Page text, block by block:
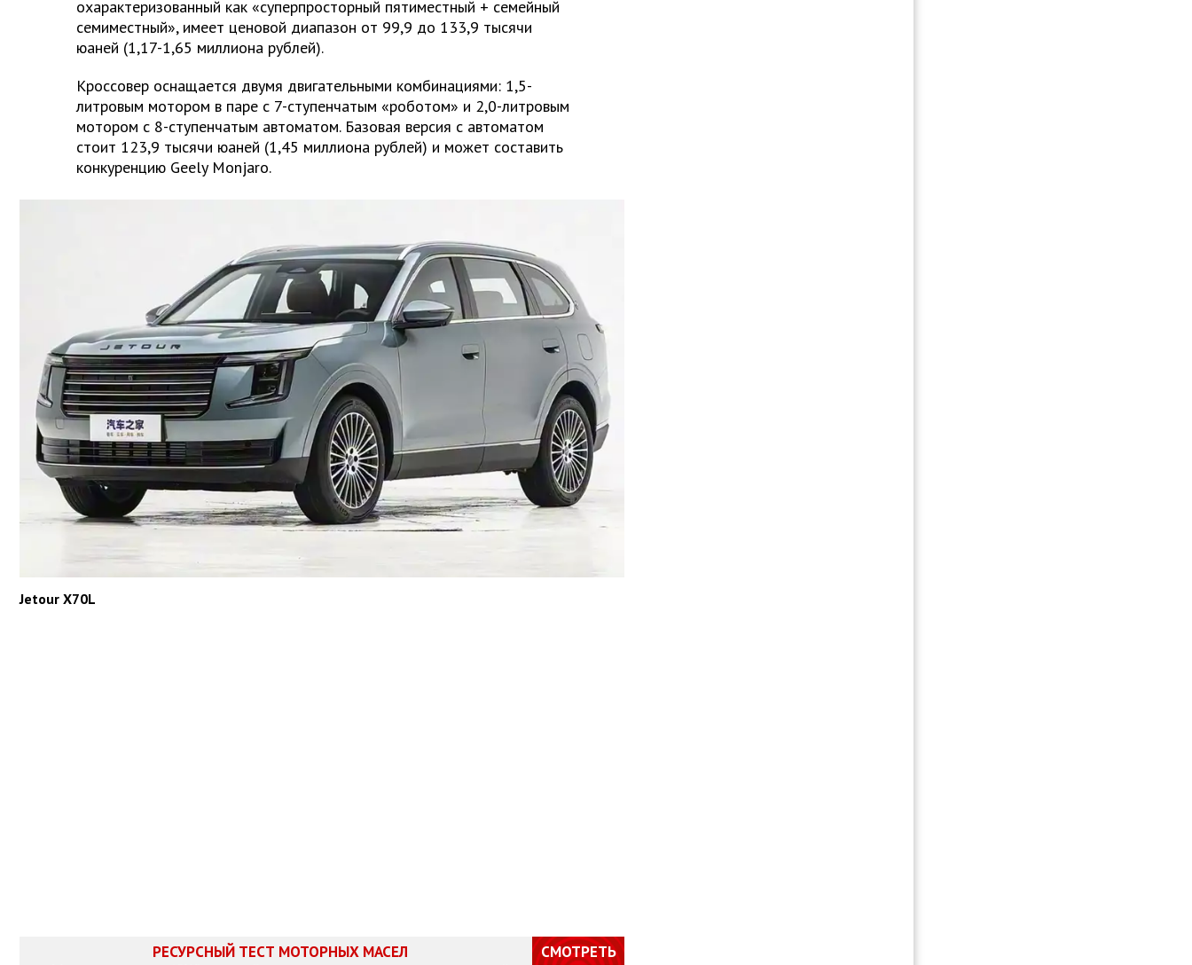
охарактеризованный как «суперпросторный пятиместный + семейный
семиместный», имеет ценовой диапазон от 99,9 до 133,9 тысячи
юаней (1,17-1,65 миллиона рублей).
Кроссовер оснащается двумя двигательными комбинациями: 1,5-
литровым мотором в паре с 7-ступенчатым «роботом» и 2,0-литровым
мотором с 8-ступенчатым автоматом. Базовая версия с автоматом
стоит 123,9 тысячи юаней (1,45 миллиона рублей) и может составить
конкуренцию Geely Monjaro.
Jetour X70L
РЕСУРСНЫЙ ТЕСТ МОТОРНЫХ МАСЕЛ
СМОТРЕТЬ